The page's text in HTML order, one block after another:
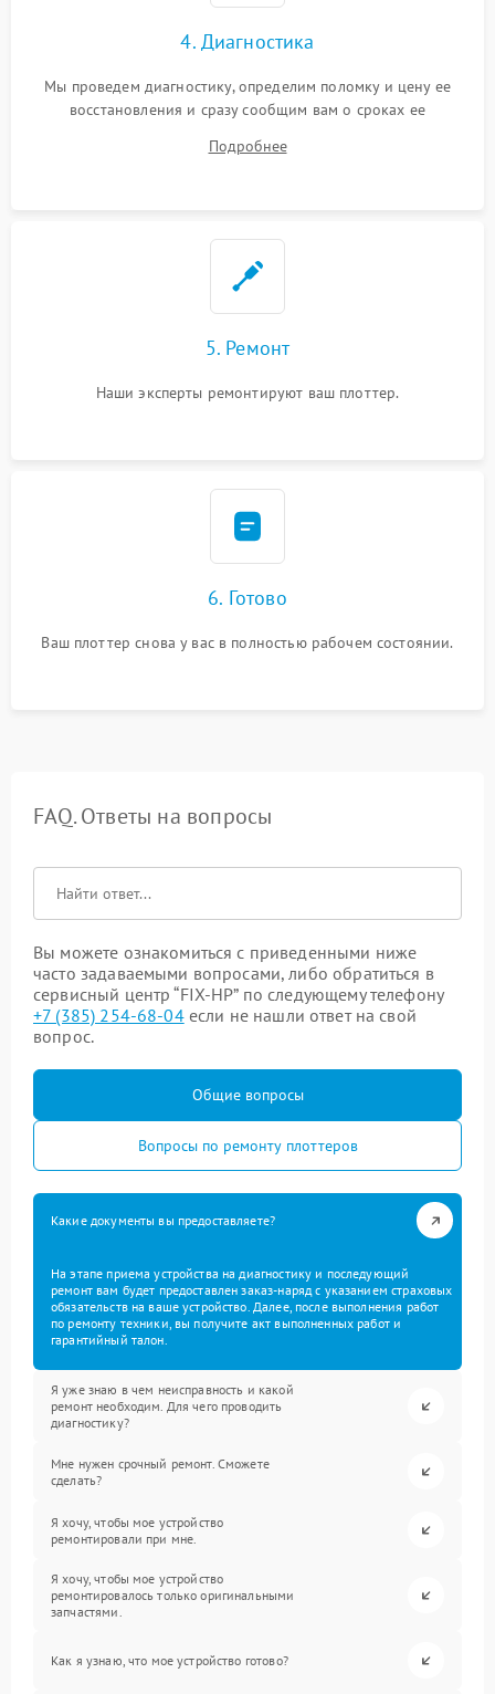
4. Диагностика
Мы проведем диагностику, определим поломку и цену ее
восстановления и сразу сообщим вам о сроках ее
Подробнее
5. Ремонт
Наши эксперты ремонтируют ваш плоттер.
6. Готово
Ваш плоттер снова у вас в полностью рабочем состоянии.
FAQ. Ответы на вопросы
Вы можете ознакомиться с приведенными ниже
часто задаваемыми вопросами, либо обратиться в
сервисный центр “FIX-HP” по следующему телефону
+7 (385) 254-68-04если не нашли ответ на свой
вопрос.
Общие вопросы
Вопросы по ремонту плоттеров
Какие документы вы предоставляете?
На этапе приема устройства на диагностику и последующий
ремонт вам будет предоставлен заказ-наряд с указанием страховых
обязательств на ваше устройство. Далее, после выполнения работ
по ремонту техники, вы получите акт выполненных работ и
гарантийный талон.
Я уже знаю в чем неисправность и какой
ремонт необходим. Для чего проводить
диагностику?
Мне нужен срочный ремонт. Сможете
сделать?
Я хочу, чтобы мое устройство
ремонтировали при мне.
Я хочу, чтобы мое устройство
ремонтировалось только оригинальными
запчастями.
Как я узнаю, что мое устройство готово?